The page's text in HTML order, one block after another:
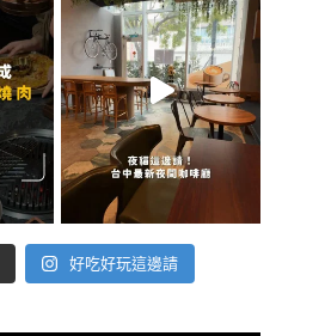
好吃好玩這邊請